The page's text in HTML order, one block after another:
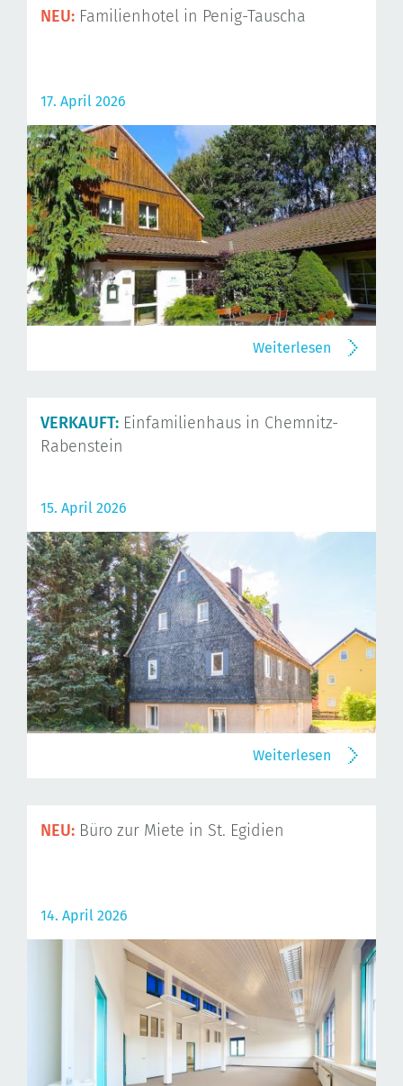
NEU: Familienhotel in Penig-Tauscha
17. April 2026
Weiterlesen
VERKAUFT: Einfamilienhaus in Chemnitz-
Rabenstein
15. April 2026
Weiterlesen
NEU: Büro zur Miete in St. Egidien
14. April 2026